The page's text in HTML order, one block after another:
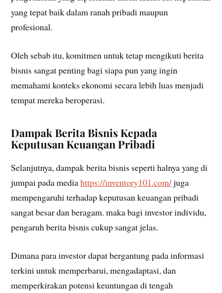
yang tepat baik dalam ranah pribadi maupun
profesional.
Oleh sebab itu, komitmen untuk tetap mengikuti berita
bisnis sangat penting bagi siapa pun yang ingin
memahami konteks ekonomi secara lebih luas menjadi
tempat mereka beroperasi.
Dampak Berita Bisnis Kepada
Keputusan Keuangan Pribadi
Selanjutnya, dampak berita bisnis seperti halnya yang di
jumpai pada mediahttps://inventory101.com/juga
mempengaruhi terhadap keputusan keuangan pribadi
sangat besar dan beragam. maka bagi investor individu,
pengaruh berita bisnis cukup sangat jelas.
Dimana para investor dapat bergantung pada informasi
terkini untuk memperbarui, mengadaptasi, dan
memperkirakan potensi keuntungan di tengah